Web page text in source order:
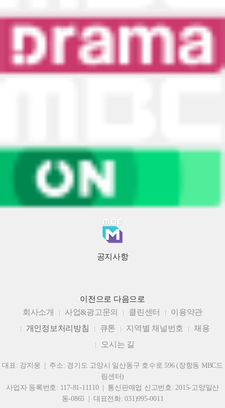
공지사항
이전으로 다음으로
회사소개
사업&광고문의 클린센터
이용약관
개인정보처리방침
큐톤 지역별 채널번호
채용
오시는 길
대표: 강지웅 | 주소: 경기도 고양시 일산동구 호수로 596 (장항동 MBC드
림센터)
사업자 등록번호: 117-81-11110 | 통신판매업 신고번호: 2015-고양일산
동-0865 | 대표전화: 031)995-0011